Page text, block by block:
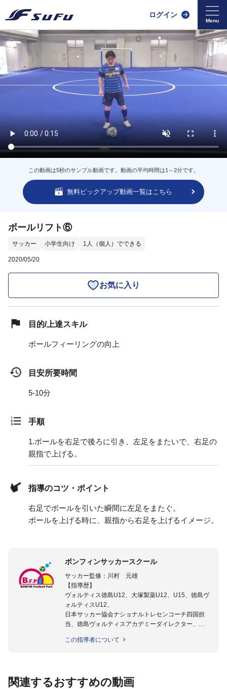
ログイン
この動画は5秒のサンプル動画です。動画の平均時間は1～2分です。
無料ピックアップ動画一覧はこちら
ボールリフト⑥
サッカー 小学生向け 1人（個人）でできる
2020/05/20
お気に入り
目的/上達スキル
ボールフィーリングの向上
目安所要時間
5-10分
手順
1.ボールを右足で後ろに引き、左足をまたいで、右足の
親指で上げる。
指導のコツ・ポイント
右足でボールを引いた瞬間に左足をまたぐ。
ボールを上げる時に、親指から右足を上げるイメージ。
ボンフィンサッカースクール
サッカー監修：川村 元雄
【指導歴】
ヴォルティス徳島U12、大塚製薬U12、U15、徳島ヴ
ォルティスU12、
日本サッカー協会ナショナルトレセンコーチ四国担
当、徳島ヴォルティスアカデミーダイレクター、
日本サッカー協会公認B級養成講習会インストラクタ
協会公認キッズリーダーチーフインストラクター
この指導者について
関連するおすすめの動画